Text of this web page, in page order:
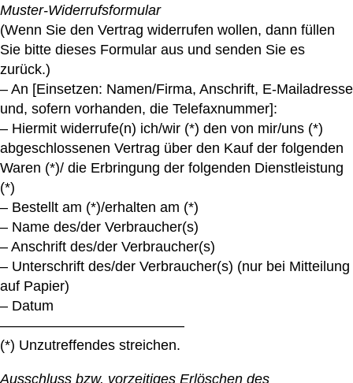
Muster-Widerrufsformular
(Wenn Sie den Vertrag widerrufen wollen, dann füllen
Sie bitte dieses Formular aus und senden Sie es
zurück.)
– An [Einsetzen: Namen/Firma, Anschrift, E-Mailadresse
und, sofern vorhanden, die Telefaxnummer]:
– Hiermit widerrufe(n) ich/wir (*) den von mir/uns (*)
abgeschlossenen Vertrag über den Kauf der folgenden
Waren (*)/ die Erbringung der folgenden Dienstleistung
(*)
– Bestellt am (*)/erhalten am (*)
– Name des/der Verbraucher(s)
– Anschrift des/der Verbraucher(s)
– Unterschrift des/der Verbraucher(s) (nur bei Mitteilung
auf Papier)
– Datum
—————————————
(*) Unzutreffendes streichen.
Ausschluss bzw. vorzeitiges Erlöschen des